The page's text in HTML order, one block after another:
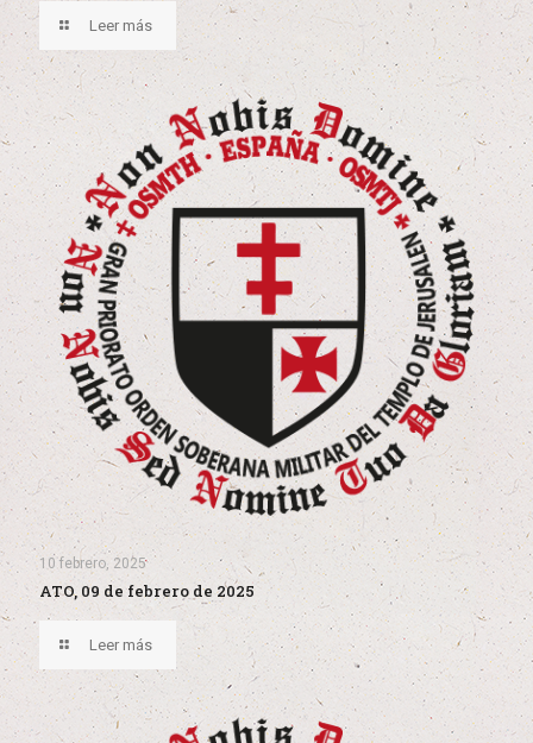
Leer más
10 febrero, 2025
ATO, 09 de febrero de 2025
Leer más